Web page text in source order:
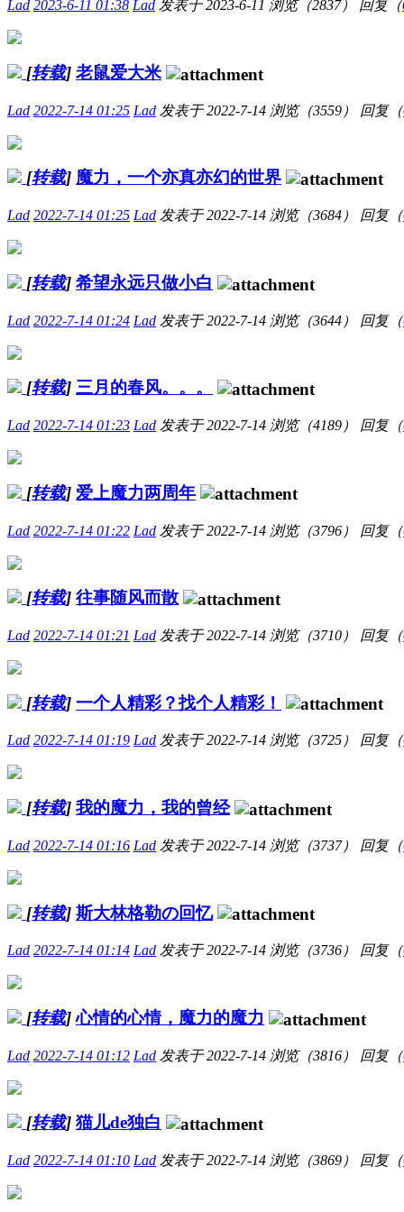
Lad 2023-6-11 01:38 Lad 发表于 2023-6-11 浏览（2837） 回复（
[转载] 老鼠爱大米
Lad 2022-7-14 01:25 Lad 发表于 2022-7-14 浏览（3559） 回复（
[转载] 魔力，一个亦真亦幻的世界
Lad 2022-7-14 01:25 Lad 发表于 2022-7-14 浏览（3684） 回复（
[转载] 希望永远只做小白
Lad 2022-7-14 01:24 Lad 发表于 2022-7-14 浏览（3644） 回复（
[转载] 三月的春风。。。
Lad 2022-7-14 01:23 Lad 发表于 2022-7-14 浏览（4189） 回复（
[转载] 爱上魔力两周年
Lad 2022-7-14 01:22 Lad 发表于 2022-7-14 浏览（3796） 回复（
[转载] 往事随风而散
Lad 2022-7-14 01:21 Lad 发表于 2022-7-14 浏览（3710） 回复（
[转载] 一个人精彩？找个人精彩！
Lad 2022-7-14 01:19 Lad 发表于 2022-7-14 浏览（3725） 回复（
[转载] 我的魔力，我的曾经
Lad 2022-7-14 01:16 Lad 发表于 2022-7-14 浏览（3737） 回复（
[转载] 斯大林格勒の回忆
Lad 2022-7-14 01:14 Lad 发表于 2022-7-14 浏览（3736） 回复（
[转载] 心情的心情，魔力的魔力
Lad 2022-7-14 01:12 Lad 发表于 2022-7-14 浏览（3816） 回复（
[转载] 猫儿de独白
Lad 2022-7-14 01:10 Lad 发表于 2022-7-14 浏览（3869） 回复（